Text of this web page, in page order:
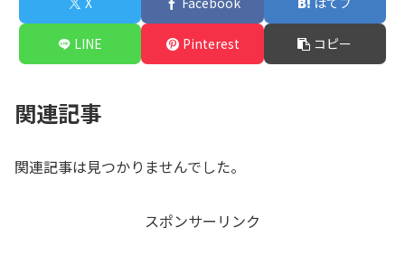
LINE Pinterest コピー
関連記事
関連記事は見つかりませんでした。
スポンサーリンク